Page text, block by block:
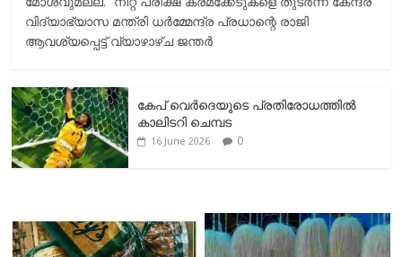
വിദ്യാഭ്യാസ മന്ത്രി ധർമ്മേന്ദ്ര പ്രധാന്റെ രാജി
ആവശ്യപ്പെട്ട് വ്യാഴാഴ്ച ജന്തർ
കേപ് വെര്‍ദെയുടെ പ്രതിരോധത്തില്‍
കാലിടറി ചെമ്പട
16 June 2026 0